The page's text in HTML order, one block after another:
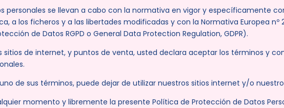
personales se llevan a cabo con la normativa en vigor y específicamente
a los ficheros y a las libertades modificadas y con la Normativa Europea nº
de Datos RGPD o General Data Protection Regulation, GDPR).
sitios de internet, y puntos de venta, usted declara aceptar los términos y
de sus términos, puede dejar de utilizar nuestros sitios internet y/o
momento y libremente la presente Política de Protección de Datos